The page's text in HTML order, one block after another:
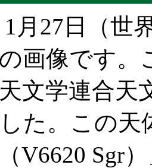
月27日（世
画像です
文学連合天
た。この天
V6620 Sgr